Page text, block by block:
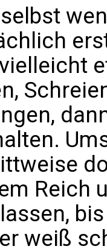
Reich
bis
weiß